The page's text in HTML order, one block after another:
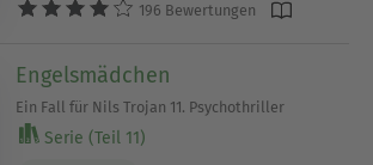
196 Bewertungen
Engelsmädchen
Ein Fall für Nils Trojan 11. Psychothriller
Serie (Teil 11)